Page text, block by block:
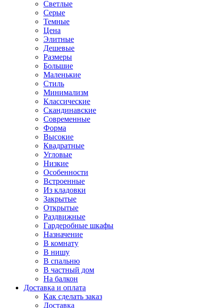
Светлые
Серые
Темные
Цена
Элитные
Дешевые
Размеры
Большие
Маленькие
Стиль
Минимализм
Классические
Скандинавские
Современные
Форма
Высокие
Квадратные
Угловые
Низкие
Особенности
Встроенные
Из кладовки
Закрытые
Открытые
Раздвижные
Гардеробные шкафы
Назначение
В комнату
В нишу
В спальню
В частный дом
На балкон
Доставка и оплата
Как сделать заказ
Доставка